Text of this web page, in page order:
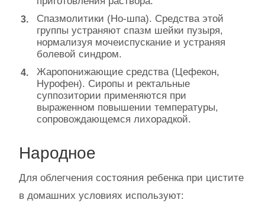
Спазмолитики (Но-шпа). Средства этой
группы устраняют спазм шейки пузыря,
нормализуя мочеиспускание и устраняя
болевой синдром.
Жаропонижающие средства (Цефекон,
Нурофен). Сиропы и ректальные
суппозитории применяются при
выраженном повышении температуры,
сопровождающемся лихорадкой.
Народное
Для облегчения состояния ребенка при цистите
в домашних условиях используют: